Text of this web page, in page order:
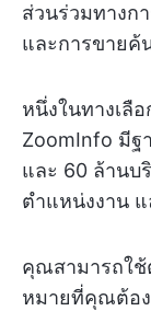
ส่วนร่วมทางก
และการขายค้
หนึ่งในทางเลื
ZoomInfo มี
และ 60 ล้านบ
ตำแหน่งงาน
คุณสามารถใช้
หมายที่คุณต้อง